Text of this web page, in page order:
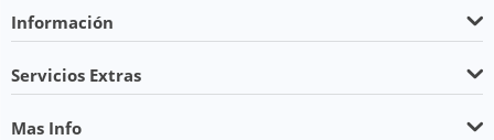
Información
Servicios Extras
Mas Info